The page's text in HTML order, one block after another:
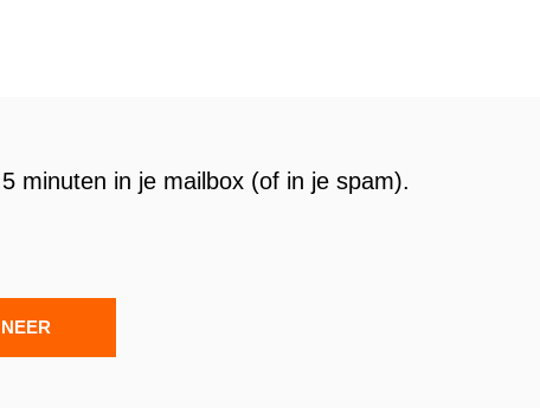
minuten in je mailbox (of in je spam).